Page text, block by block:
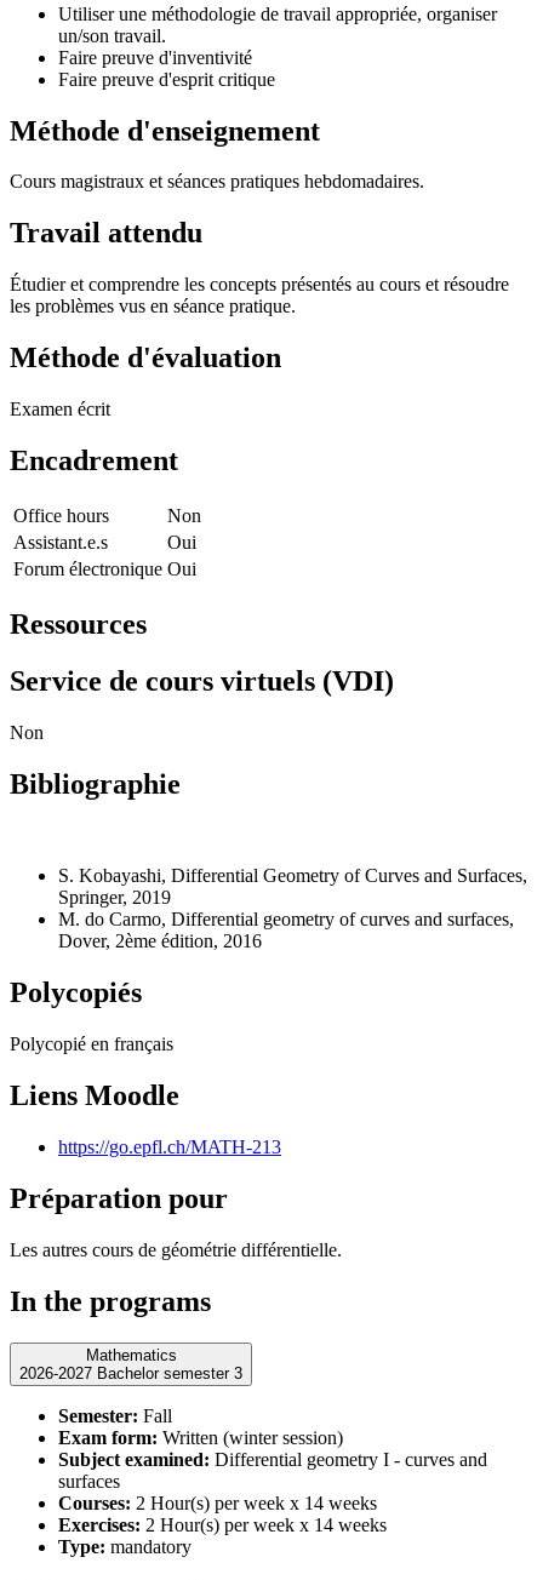
Utiliser une méthodologie de travail appropriée, organiser
un/son travail.
Faire preuve d'inventivité
Faire preuve d'esprit critique
Méthode d'enseignement
Cours magistraux et séances pratiques hebdomadaires.
Travail attendu
Étudier et comprendre les concepts présentés au cours et résoudre
les problèmes vus en séance pratique.
Méthode d'évaluation
Examen écrit
Encadrement
Office hours
Non
Assistant.e.s
Oui
Forum électronique Oui
Ressources
Service de cours virtuels (VDI)
Non
Bibliographie
S. Kobayashi, Differential Geometry of Curves and Surfaces,
Springer, 2019
M. do Carmo, Differential geometry of curves and surfaces,
Dover, 2ème édition, 2016
Polycopiés
Polycopié en français
Liens Moodle
https://go.epfl.ch/MATH-213
Préparation pour
Les autres cours de géométrie différentielle.
In the programs
Mathematics
2026-2027 Bachelor semester 3
Semester: Fall
Exam form: Written (winter session)
Subject examined: Differential geometry I - curves and
surfaces
Courses: 2 Hour(s) per week x 14 weeks
Exercises: 2 Hour(s) per week x 14 weeks
Type: mandatory